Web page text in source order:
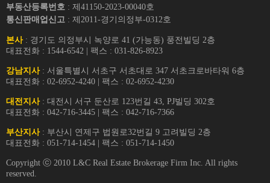
부동산등록번호 : 제41150-2023-00040호
통신판매업신고 : 제2011-경기의정부-0312호
본사: 경기도 의정부시 녹양로 41 (가능동) 풍전빌딩 2층
대표전화 : 1544-6542 | 팩스 : 031-826-8923
강남지사: 서울특별시 서초구 서초대로 347 서초크로바타워 6층
대표전화 : 02-6952-4240 | 팩스 : 02-6952-4230
대전지사: 대전시 서구 둔산로 123번길 43, PJ빌딩 302호
대표전화 : 042-716-3445 | 팩스 : 042-716-7366
부산지사: 부산시 연제구 법원로32번길 9 고려빌딩 2층
대표전화 : 051-714-1454 | 팩스 : 051-714-1450
Copyright ⓒ 2010 L&C Real Estate Brokerage Firm Inc. All rights
reserved.